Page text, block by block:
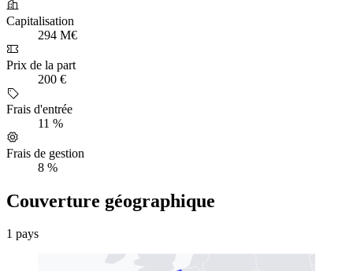
Capitalisation
294 M€
Prix de la part
200 €
Frais d'entrée
11 %
Frais de gestion
8 %
Couverture géographique
1 pays